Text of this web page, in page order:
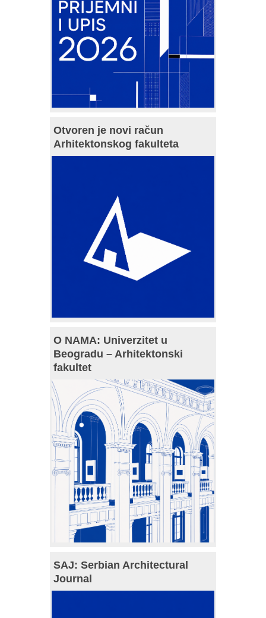
Otvoren je novi račun
Arhitektonskog fakulteta
O NAMA: Univerzitet u
Beogradu – Arhitektonski
fakultet
SAJ: Serbian Architectural
Journal